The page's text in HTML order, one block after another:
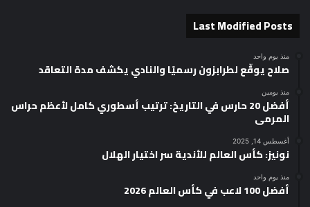
Last Modified Posts
منذ يوم واحد
صلاح يوقّع لطرابزون رسميًا والنادي يكشف مدة التعاقد
منذ يومين
أفضل 20 حارس في التاريخ: ترتيب أسطوري كامل لأعظم حراس
المرمى
أغسطس 14, 2025
نونيز: كأس العالم للأندية سر اختيار الهلال
منذ يوم واحد
أفضل 100 لاعب في كأس العالم 2026